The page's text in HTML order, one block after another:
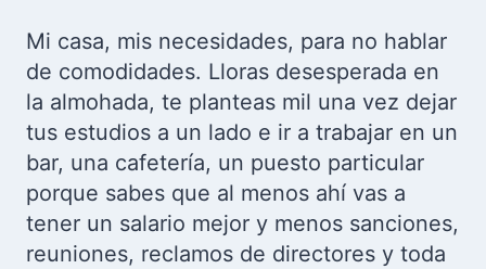
Mi casa, mis necesidades, para no hablar
de comodidades. Lloras desesperada en
la almohada, te planteas mil una vez dejar
tus estudios a un lado e ir a trabajar en un
bar, una cafetería, un puesto particular
porque sabes que al menos ahí vas a
tener un salario mejor y menos sanciones,
reuniones, reclamos de directores y toda